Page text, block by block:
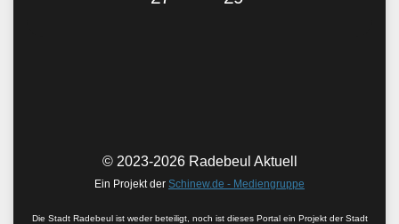
© 2023-2026 Radebeul Aktuell
Ein Projekt der Schinew.de - Mediengruppe
Die Stadt Radebeul ist weder beteiligt, noch ist dieses Portal ein Projekt der Stadt